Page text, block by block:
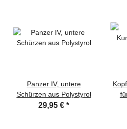
Panzer IV, untere
Schürzen aus Polystyrol
29,95 € *